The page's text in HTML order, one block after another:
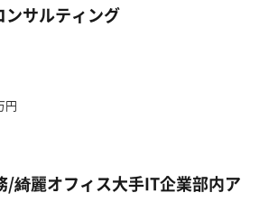
サルティング
円
/綺麗オフィス大手IT企業部内ア